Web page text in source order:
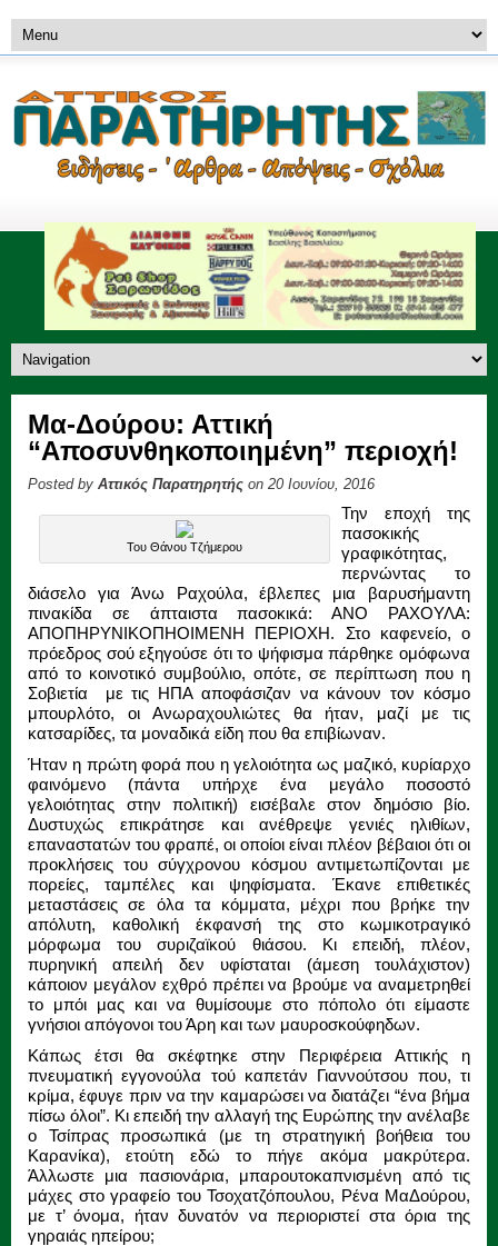
Μα-Δούρου: Αττική
“Αποσυνθηκοποιημένη” περιοχή!
Posted by Αττικός Παρατηρητής on 20 Ιουνίου, 2016
Του Θάνου Τζήμερου
Την εποχή της
πασοκικής
γραφικότητας,
περνώντας το
διάσελο για Άνω Ραχούλα, έβλεπες μια βαρυσήμαντη
πινακίδα σε άπταιστα πασοκικά: ΑΝΟ ΡΑΧΟΥΛΑ:
ΑΠΟΠΗΡΥΝΙΚΟΠΗΟΙΜΕΝΗ ΠΕΡΙΟΧΗ. Στο καφενείο, ο
πρόεδρος σού εξηγούσε ότι το ψήφισμα πάρθηκε ομόφωνα
από το κοινοτικό συμβούλιο, οπότε, σε περίπτωση που η
Σοβιετία με τις ΗΠΑ αποφάσιζαν να κάνουν τον κόσμο
μπουρλότο, οι Ανωραχουλιώτες θα ήταν, μαζί με τις
κατσαρίδες, τα μοναδικά είδη που θα επιβίωναν.
Ήταν η πρώτη φορά που η γελοιότητα ως μαζικό, κυρίαρχο
φαινόμενο (πάντα υπήρχε ένα μεγάλο ποσοστό
γελοιότητας στην πολιτική) εισέβαλε στον δημόσιο βίο.
Δυστυχώς επικράτησε και ανέθρεψε γενιές ηλιθίων,
επαναστατών του φραπέ, οι οποίοι είναι πλέον βέβαιοι ότι οι
προκλήσεις του σύγχρονου κόσμου αντιμετωπίζονται με
πορείες, ταμπέλες και ψηφίσματα. Έκανε επιθετικές
μεταστάσεις σε όλα τα κόμματα, μέχρι που βρήκε την
απόλυτη, καθολική έκφανσή της στο κωμικοτραγικό
μόρφωμα του συριζαϊκού θιάσου. Κι επειδή, πλέον,
πυρηνική απειλή δεν υφίσταται (άμεση τουλάχιστον)
κάποιον μεγάλον εχθρό πρέπει να βρούμε να αναμετρηθεί
το μπόι μας και να θυμίσουμε στο πόπολο ότι είμαστε
γνήσιοι απόγονοι του Άρη και των μαυροσκούφηδων.
Κάπως έτσι θα σκέφτηκε στην Περιφέρεια Αττικής η
πνευματική εγγονούλα τού καπετάν Γιαννούτσου που, τι
κρίμα, έφυγε πριν να την καμαρώσει να διατάζει “ένα βήμα
πίσω όλοι”. Κι επειδή την αλλαγή της Ευρώπης την ανέλαβε
ο Τσίπρας προσωπικά (με τη στρατηγική βοήθεια του
Καρανίκα), ετούτη εδώ το πήγε ακόμα μακρύτερα.
Άλλωστε μια πασιονάρια, μπαρουτοκαπνισμένη από τις
μάχες στο γραφείο του Τσοχατζόπουλου, Ρένα ΜαΔούρου,
με τ’ όνομα, ήταν δυνατόν να περιοριστεί στα όρια της
γηραιάς ηπείρου;